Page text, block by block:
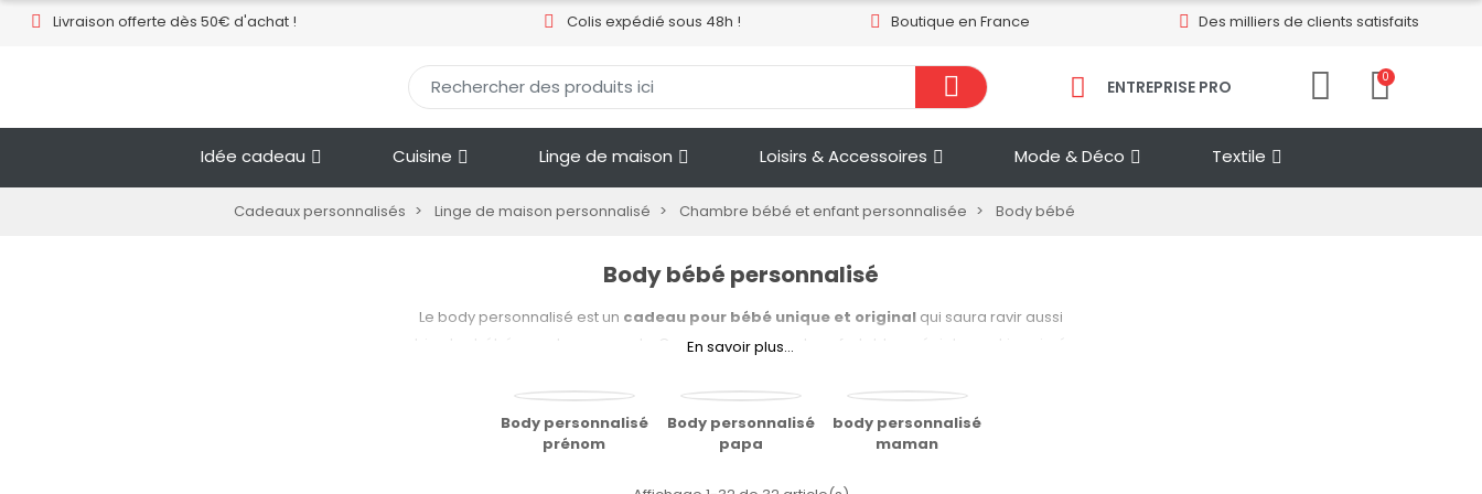
Livraison offerte dès 50€ d'achat !​ Colis expédié sous 48h ! Boutique en France Des milliers de clients satisfaits
ENTREPRISE PRO​ 0
Idée cadeau Cuisine Linge de maison Loisirs & Accessoires Mode & Déco Textile
Cadeaux personnalisés Linge de maison personnalisé Chambre bébé et enfant personnalisée Body bébé
Body bébé personnalisé
Le body personnalisé est un cadeau pour bébé unique et originalqui saura ravir aussi
bien les bébés que leurs parents. Ce vêtement doux et confortable, spécialement imprimé
Avec des messages tendres ou humoristiques, ce body se distingue par son originalité et
sa touche personnelle. Tous nos bodies sont fabriqués dans des matières douces
adaptées à la peau délicate des tout-petits, et sont conçus pour être facilement lavables
En savoir plus...
Body personnalisé
prénom
Body personnalisé
papa
body personnalisé
maman